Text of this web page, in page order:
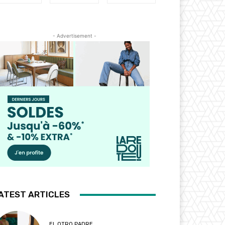
- Advertisement -
ARTICLES